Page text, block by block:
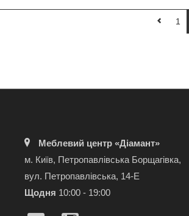
1
Меблевий центр «Діамант»
м. Київ, Петропавлівська Борщагівка,
вул. Петропавлівська, 14-Е
Щодня 10:00 - 19:00